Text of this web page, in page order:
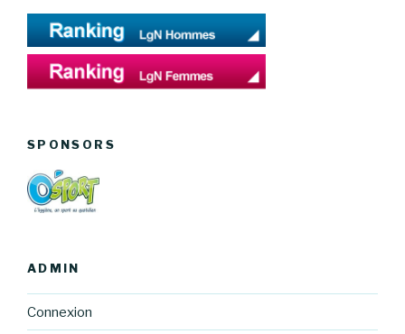
SPONSORS
ADMIN
Connexion